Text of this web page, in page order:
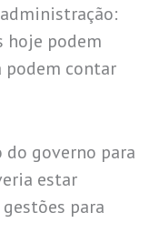
hoje podem
contar
governo para
estar
para